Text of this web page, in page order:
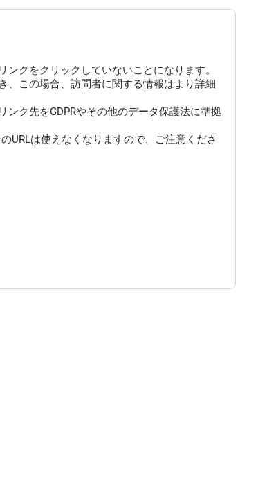
クをクリックしていないことになります。
、この場合、訪問者に関する情報はより詳細
ク先をGDPRやその他のデータ保護法に準拠
URLは使えなくなりますので、ご注意くださ